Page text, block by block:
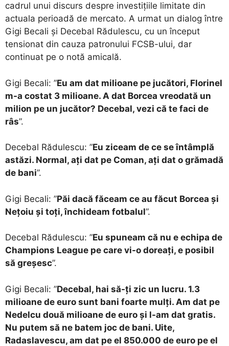
cadrul unui discurs despre investițiile limitate din
actuala perioadă de mercato. A urmat un dialog între
Gigi Becali și Decebal Rădulescu, cu un început
tensionat din cauza patronului FCSB-ului, dar
continuat pe o notă amicală.
Gigi Becali: ”Eu am dat milioane pe jucători, Florinel
m-a costat 3 milioane. A dat Borcea vreodată un
milion pe un jucător? Decebal, vezi că te faci de
râs”.
Decebal Rădulescu: ”Eu ziceam de ce se întâmplă
astăzi. Normal, ați dat pe Coman, ați dat o grămadă
de bani”.
Gigi Becali: ”Păi dacă făceam ce au făcut Borcea și
Nețoiu și toți, închideam fotbalul”.
Decebal Rădulescu: ”Eu spuneam că nu e echipa de
Champions League pe care vi-o doreați, e posibil
să greșesc”.
Gigi Becali: ”Decebal, hai să-ți zic un lucru. 1.3
milioane de euro sunt bani foarte mulți. Am dat pe
Nedelcu două milioane de euro și l-am dat gratis.
Nu putem să ne batem joc de bani. Uite,
Radaslavescu, am dat pe el 850.000 de euro pe el